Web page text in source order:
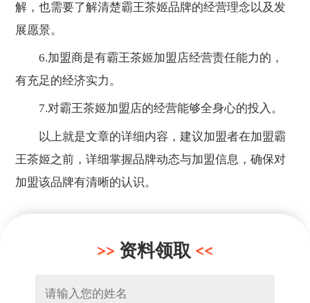
解，也需要了解清楚霸王茶姬品牌的经营理念以及发
展愿景。
6.加盟商是有霸王茶姬加盟店经营责任能力的，
有充足的经济实力。
7.对霸王茶姬加盟店的经营能够全身心的投入。
以上就是文章的详细内容，建议加盟者在加盟霸
王茶姬之前，详细掌握品牌动态与加盟信息，确保对
加盟该品牌有清晰的认识。
资料领取